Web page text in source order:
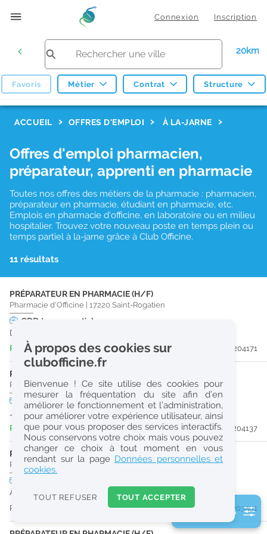
Connexion Inscription
20km
Favoris Métier Contrat Structure
Réinitialiser
2
0
k
Consulter les offres de la France d'outre-mer
ACCUEIL OFFRES D'EMPLOI À LA-JARNE
Offres d'emploi pharmacien,
préparateur, apprenti en pharmacie
Toutes nos offres des métiers de la pharmacie : pharmacien,
préparateur en pharmacie, étudiant en pharmacie, etc.
Emplois en pharmacie d'officine, en laboratoire ou en milieu
hospitalier. Trouvez votre nouveau poste en temps plein ou
temps partiel à la-jarne grâce à Club Officine.
11 résultats
PRÉPARATEUR EN PHARMACIE (H/F)
Pharmacie d'Officine 17220 Saint-Rogatien
CDD temps partiel
Du 04/10/26 au 12/02/27
Publiée il y a 4 jour(s)
#204171
PRÉPARATEUR EN PHARMACIE (H/F)
Pharmacie d'Officine|17000 La Rochelle
CDD temps plein Pro
Jusqu'au 27/02/27
Publiée il y a 5 jour(s)
#204137
PHARMACIEN (H/F)
Pharmacie d'Officine 17000 La Rochelle
À partir du 31/08/26
Publiée il y a 13 jour(s) #203491
2 filtre(s) actifs
À propos des cookies sur
clubofficine.fr
Bienvenue ! Ce site utilise des cookies pour
mesurer la fréquentation du site afin d’en
améliorer le fonctionnement et l’administration,
pour améliorer votre expérience utilisateur, ainsi
que pour vous proposer des services interactifs.
Nous conservons votre choix mais vous pouvez
changer ce choix à tout moment en vous
rendant sur la page Données personnelles et
cookies.
TOUT REFUSER TOUT ACCEPTER